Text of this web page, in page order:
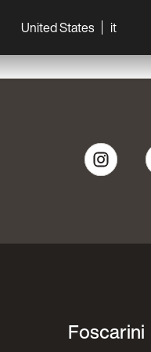
United States it
Foscarini